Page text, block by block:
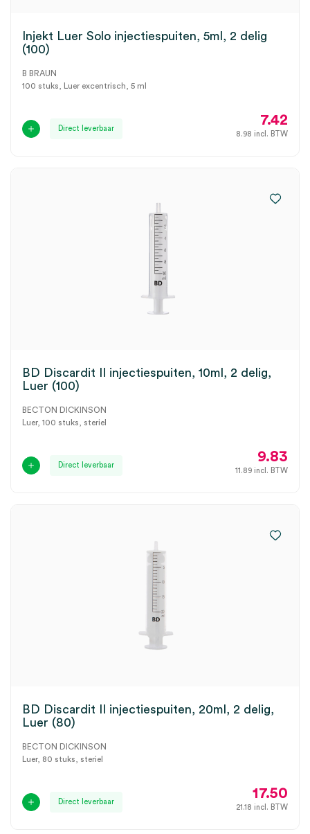
Injekt Luer Solo injectiespuiten, 5ml, 2 delig
(100)
B BRAUN
100 stuks, Luer excentrisch, 5 ml
Direct leverbaar
7.42
8.98 incl. BTW
BD Discardit II injectiespuiten, 10ml, 2 delig,
Luer (100)
BECTON DICKINSON
Luer, 100 stuks, steriel
Direct leverbaar
9.83
11.89 incl. BTW
BD Discardit II injectiespuiten, 20ml, 2 delig,
Luer (80)
BECTON DICKINSON
Luer, 80 stuks, steriel
Direct leverbaar
17.50
21.18 incl. BTW